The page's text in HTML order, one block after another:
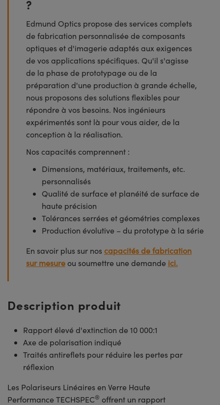
?
Edmund Optics propose des services complets
de fabrication personnalisée de composants
optiques et d'imagerie adaptés aux exigences
de vos applications spécifiques. Qu'il s'agisse
de la phase de prototypage ou de la
préparation d'une production à grande échelle,
nous proposons des solutions flexibles pour
répondre à vos besoins. Nos ingénieurs
expérimentés sont là pour vous aider, de la
conception à la réalisation.
Nos capacités comprennent :
Dimensions, matériaux, traitements, etc.
personnalisés
Qualité de surface et planéité de surface de
haute précision
Tolérances serrées et géométries complexes
Production évolutive – du prototype à la série
En savoir plus sur nos capacités de fabrication
sur mesure ou soumettre une demande ici.
Description produit
Rapport élevé d'extinction de 10 000:1
Axe de polarisation indiqué
Traités antireflets pour réduire les pertes par
réflexion
Les Polariseurs Linéaires en Verre Haute
Performance TECHSPEC® offrent un rapport